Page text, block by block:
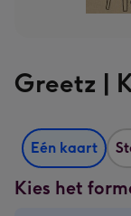
Greetz |
Eén kaart
Kies het